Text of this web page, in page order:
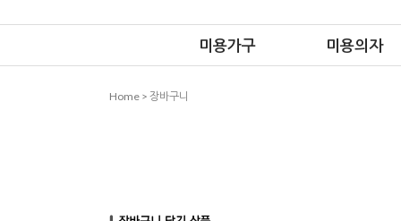
미용가구 미용의자
Home > 장바구니